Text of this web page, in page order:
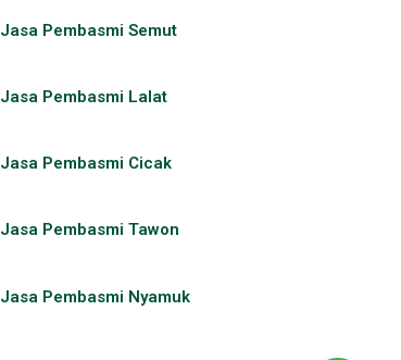
Jasa Pembasmi Semut
Jasa Pembasmi Lalat
Jasa Pembasmi Cicak
Jasa Pembasmi Tawon
Jasa Pembasmi Nyamuk